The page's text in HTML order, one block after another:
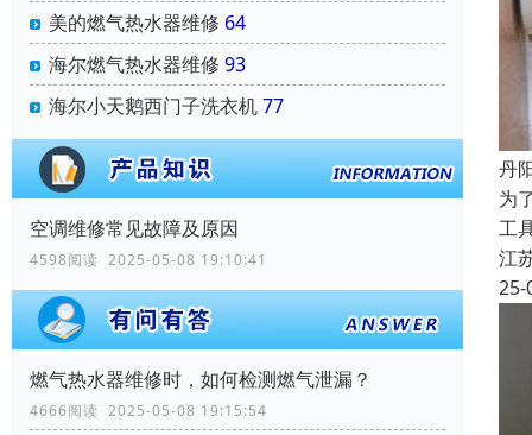
美的燃气热水器维修 64
海尔燃气热水器维修 93
海尔小天鹅西门子洗衣机77
空调维修常见故障及原因
4598阅读 2025-05-08 19:10:41
燃气热水器维修时，如何检测燃气泄漏？
4666阅读 2025-05-08 19:15:54
丹
为
工
江
25-